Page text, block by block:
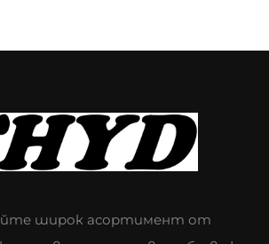
широк асортимент от